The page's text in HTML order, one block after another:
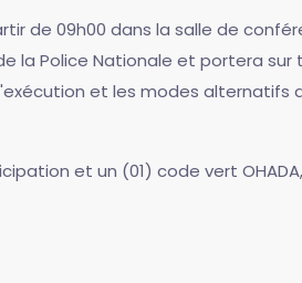
de 09h00 dans la salle de
la Police Nationale et portera sur
et les modes alternatifs
et un (01) code vert